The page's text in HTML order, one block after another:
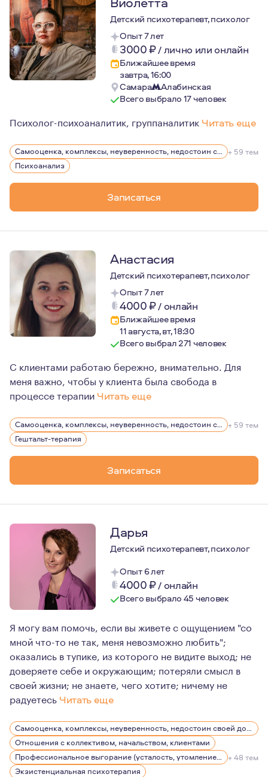
Детский психотерапевт, психолог
Опыт 7 лет
3000₽/лично или онлайн
Ближайшее время
завтра, 16:00
Самара
Алабинская
Всего выбрало 17 человек
Психолог-психоаналитик, группаналитик Читать еще
Желание быть психологом появилось в раннем
С 2019 по 2022гг. работала педагогом-психологом во
С 2016 по 2020 гг. проходила психоаналитическое и
Самооценка, комплексы, неуверенность, недостоин своей должности или положения в обществе + 59 тем
Психоанализ
Записаться
Анастасия
Детский психотерапевт, психолог
Опыт 7 лет
4000₽/ онлайн
Ближайшее время
11 августа, вт, 18:30
Всего выбрал 271 человек
С клиентами работаю бережно, внимательно. Для
меня важно, чтобы у клиента была свобода в
процессе терапии Читать еще
Я пришла в психологию в первую очередь
За время в терапии я ушла с нелюбимой работы,
Замужем. Обожаю свою кошку.
Самооценка, комплексы, неуверенность, недостоин своей должности или положения в обществе + 59 тем
Гештальт-терапия
Записаться
Дарья
Детский психотерапевт, психолог
Опыт 6 лет
4000₽/ онлайн
Всего выбрало 45 человек
Я могу вам помочь, если вы живете с ощущением "со
мной что-то не так, меня невозможно любить";
оказались в тупике, из которого не видите выход; не
доверяете себе и окружающим; потеряли смысл в
своей жизни; не знаете, чего хотите; ничему не
радуетесь Читать еще
Актриса плейбек-театра. Замужем, две дочери
Самооценка, комплексы, неуверенность, недостоин своей должности или положения в обществе
Отношения с коллективом, начальством, клиентами
Профессиональное выгорание (усталость, утомление), стрессы
+ 48 тем
Экзистенциальная психотерапия